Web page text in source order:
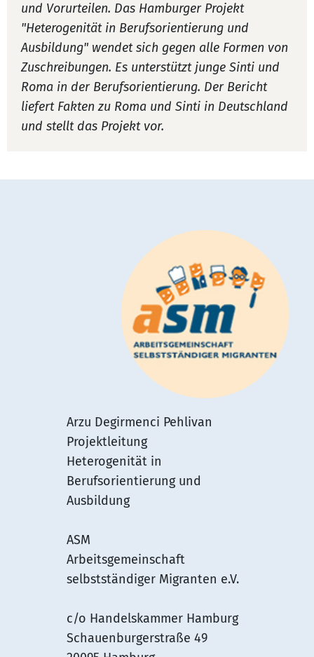
und Vorurteilen. Das Hamburger Projekt
"Heterogenität in Berufsorientierung und
Ausbildung" wendet sich gegen alle Formen von
Zuschreibungen. Es unterstützt junge Sinti und
Roma in der Berufsorientierung. Der Bericht
liefert Fakten zu Roma und Sinti in Deutschland
und stellt das Projekt vor.
Arzu Degirmenci Pehlivan
Projektleitung
Heterogenität in
Berufsorientierung und
Ausbildung
ASM
Arbeitsgemeinschaft
selbstständiger Migranten e.V.
c/o Handelskammer Hamburg
Schauenburgerstraße 49